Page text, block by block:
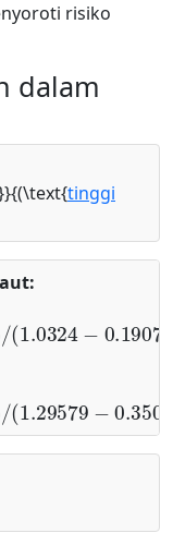
risiko
dalam
tinggi
/( 1.29579